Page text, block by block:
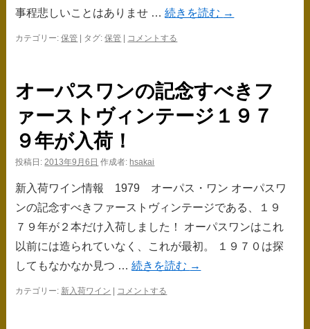
事程悲しいことはありませ …続きを読む →
カテゴリー: 保管 タグ: 保管 コメントする
オーパスワンの記念すべきフ
ァーストヴィンテージ１９７
９年が入荷！
投稿日: 2013年9月6日 作成者: hsakai
新入荷ワイン情報 1979 オーパス・ワン オーパスワ
ンの記念すべきファーストヴィンテージである、１９
７９年が２本だけ入荷しました！ オーパスワンはこれ
以前には造られていなく、これが最初。 １９７０は探
してもなかなか見つ …続きを読む →
カテゴリー: 新入荷ワイン コメントする